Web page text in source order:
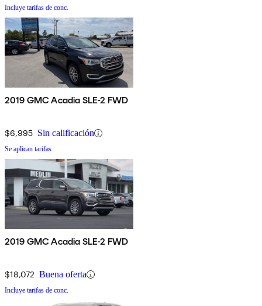
Incluye tarifas de conc.
2019 GMC Acadia SLE-2 FWD
$6,995 Sin calificación
Se aplican tarifas
2019 GMC Acadia SLE-2 FWD
$18,072 Buena oferta
Incluye tarifas de conc.